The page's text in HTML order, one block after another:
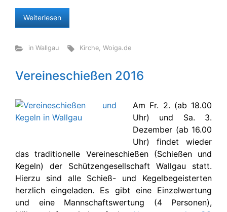
Weiterlesen
in Wallgau Kirche,Woiga.de
Vereineschießen 2016
Am Fr. 2. (ab 18.00
Uhr) und Sa. 3.
Dezember (ab 16.00
Uhr) findet wieder
das traditionelle Vereineschießen (Schießen und
Kegeln) der Schützengesellschaft Wallgau statt.
Hierzu sind alle Schieß- und Kegelbegeisterten
herzlich eingeladen. Es gibt eine Einzelwertung
und eine Mannschaftswertung (4 Personen),